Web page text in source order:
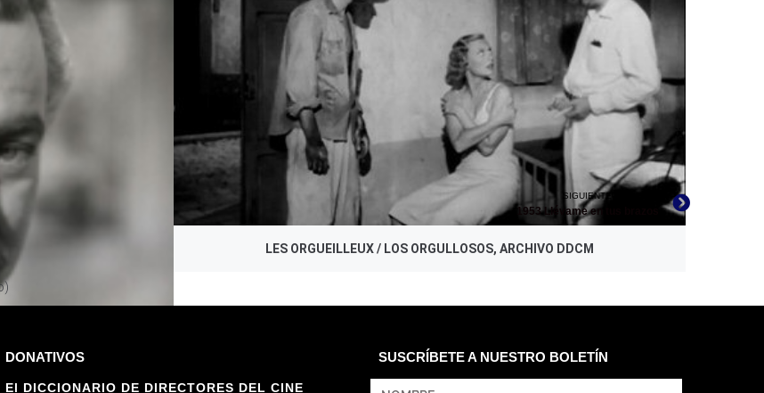
DDCM
LES ORGUEILLEUX / LOS ORGULLOSOS, ARCHIVO DDCM
SIGUIENTE PELÍCULA
1953 Llévame en tus brazos
DONATIVOS
El DICCIONARIO DE DIRECTORES DEL CINE
SUSCRÍBETE A NUESTRO BOLETÍN